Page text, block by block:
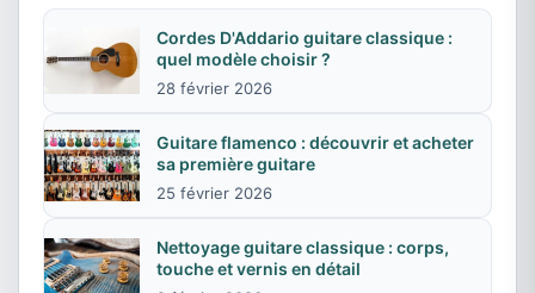
Cordes D'Addario guitare classique :
quel modèle choisir ?
28 février 2026
Guitare flamenco : découvrir et acheter
sa première guitare
25 février 2026
Nettoyage guitare classique : corps,
touche et vernis en détail